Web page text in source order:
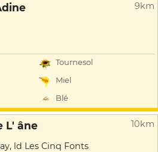
9km
Tournesol
Miel
Blé
L' âne 10km
ld Les Cinq Fonts